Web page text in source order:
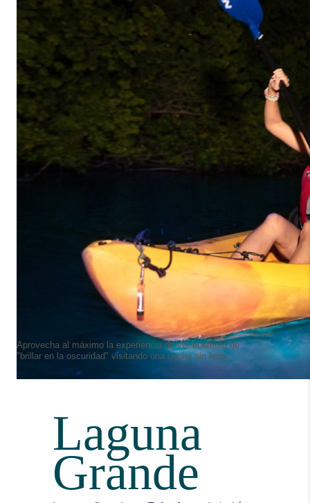
Aprovecha al máximo la experiencia de ver el efecto de
"brillar en la oscuridad" visitando una noche sin luna.
Laguna
Grande